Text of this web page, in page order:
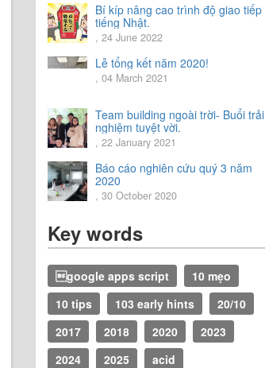
Bí kíp nâng cao trình độ giao tiếp
tiếng Nhật.
, 24 June 2022
Lễ tổng kết năm 2020!
, 04 March 2021
Team building ngoài trời- Buổi trải
nghiệm tuyệt vời.
, 22 January 2021
Báo cáo nghiên cứu quý 3 năm
2020
, 30 October 2020
Key words
google apps script
10 mẹo
10 tips
103 early hints
20/10
2017
2018 2020
2023
2024
2025
acid